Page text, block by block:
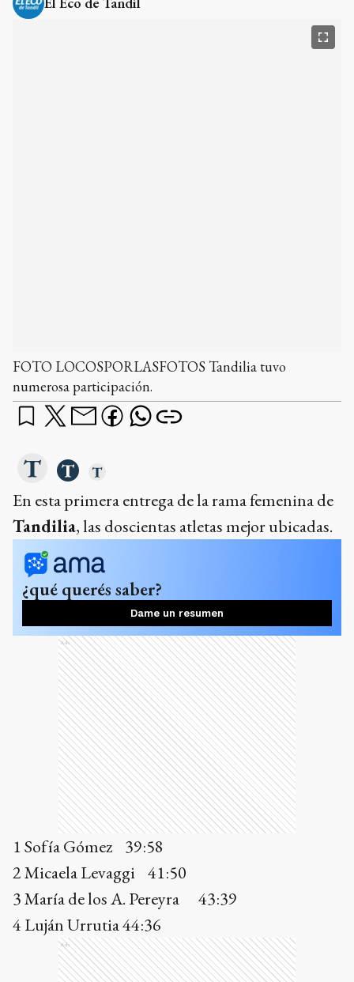
En esta primera entrega de la rama femenina de
Tandilia, las doscientas atletas mejor ubicadas.
Ads
1 Sofía Gómez 39:58
2 Micaela Levaggi 41:50
3 María de los A. Pereyra 43:39
4 Luján Urrutia 44:36
Ads